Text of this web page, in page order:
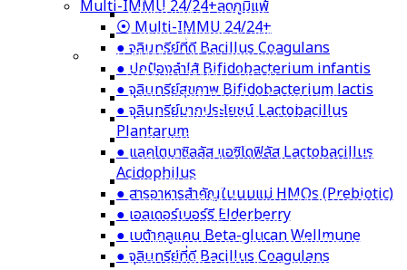
● โพรไบโอติก Lactobacillus Gasseri
● กรดอะมิโนจากธรรมชาติ SunTheanine
Multi-IMMU 24/24+ลดภูมิแพ้
⦿ Multi-IMMU 24/24+
● จุลินทรีย์ที่ดี Bacillus Coagulans
● ปกป้องลำไส้ Bifidobacterium infantis
● จุลินทรีย์สุขภาพ Bifidobacterium lactis
● จุลินทรีย์มากประโยชน์ Lactobacillus
● แลคโตบาซิลลัส แอซิโดฟิลัส Lactobacillus
● สารอาหารสำคัญในนมแม่ HMOs (Prebiotic)
● เอลเดอร์เบอร์รี Elderberry
● เบต้ากลูแคน Beta-glucan Wellmune
● จุลินทรีย์ที่ดี Bacillus Coagulans
Multi-IMMU 24/24+ลดภูมิแพ้
⦿ Multi-IMMU 24/24+
● จุลินทรีย์ที่ดี Bacillus Coagulans
● ปกป้องลำไส้ Bifidobacterium infantis
● จุลินทรีย์สุขภาพ Bifidobacterium lactis
● จุลินทรีย์มากประโยชน์ Lactobacillus
Plantarum
● แลคโตบาซิลลัส แอซิโดฟิลัส Lactobacillus
Acidophilus
● สารอาหารสำคัญในนมแม่ HMOs (Prebiotic)
● เอลเดอร์เบอร์รี Elderberry
● เบต้ากลูแคน Beta-glucan Wellmune
● จุลินทรีย์ที่ดี Bacillus Coagulans